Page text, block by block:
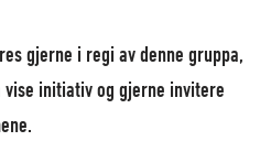
gjerne i regi av denne gruppa,
initiativ og gjerne invitere